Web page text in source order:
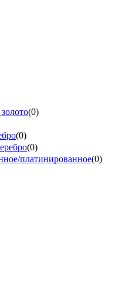
(0)
(0)
(0)
платинированное(0)